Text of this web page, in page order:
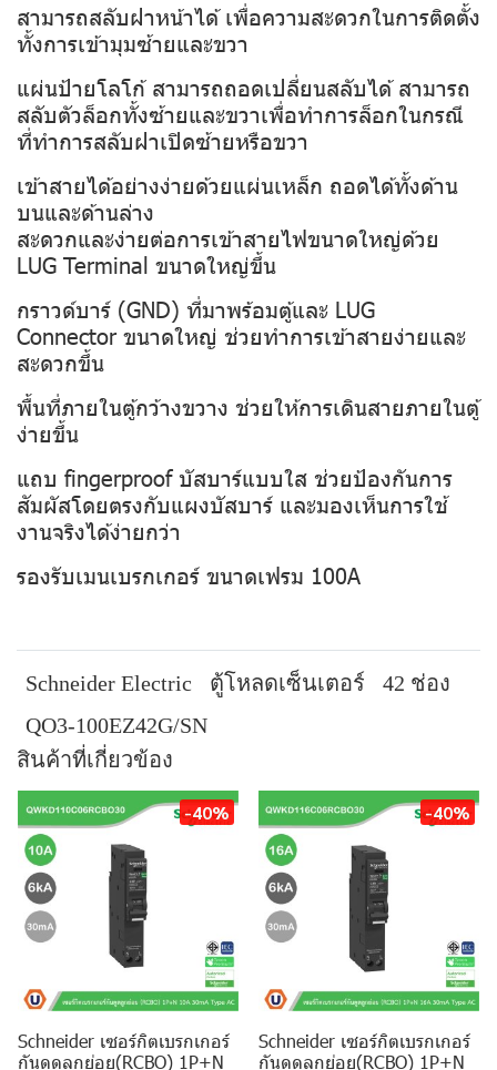
สามารถสลับฝาหน้าได้ เพื่อความสะดวกในการติดตั้ง
ทั้งการเข้ามุมซ้ายและขวา
แผ่นป้ายโลโก้ สามารถถอดเปลี่ยนสลับได้ สามารถ
สลับตัวล็อกทั้งซ้ายและขวาเพื่อทำการล็อกในกรณี
ที่ทำการสลับฝาเปิดซ้ายหรือขวา
เข้าสายได้อย่างง่ายด้วยแผ่นเหล็ก ถอดได้ทั้งด้าน
บนและด้านล่าง
สะดวกและง่ายต่อการเข้าสายไฟขนาดใหญ่ด้วย
LUG Terminal ขนาดใหญ่ขึ้น
กราวด์บาร์ (GND) ที่มาพร้อมตู้และ LUG
Connector ขนาดใหญ่ ช่วยทำการเข้าสายง่ายและ
สะดวกขึ้น
พื้นที่ภายในตู้กว้างขวาง ช่วยให้การเดินสายภายในตู้
ง่ายขึ้น
แถบ fingerproof บัสบาร์แบบใส ช่วยป้องกันการ
สัมผัสโดยตรงกับแผงบัสบาร์ และมองเห็นการใช้
งานจริงได้ง่ายกว่า
รองรับเมนเบรกเกอร์ ขนาดเฟรม 100A
Schneider Electric ตู้โหลดเซ็นเตอร์
42 ช่อง
QO3-100EZ42G/SN
สินค้าที่เกี่ยวข้อง
-40%
Schneider เซอร์กิตเบรกเกอร์
กันดูดลูกย่อย(RCBO) 1P+N
-40%
Schneider เซอร์กิตเบรกเกอร์
กันดูดลูกย่อย(RCBO) 1P+N